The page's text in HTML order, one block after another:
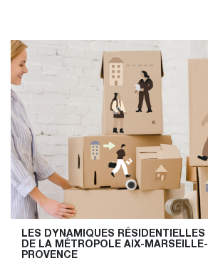
LES DYNAMIQUES RÉSIDENTIELLES
DE LA MÉTROPOLE AIX-MARSEILLE-
PROVENCE